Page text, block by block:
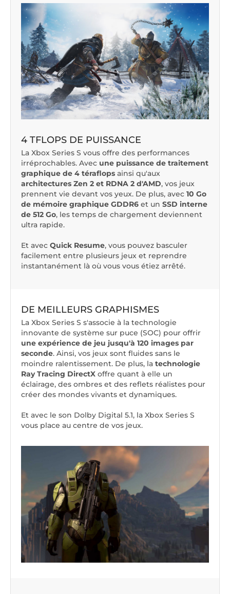
4 TFLOPS DE PUISSANCE
La Xbox Series S vous offre des performances
irréprochables. Avec une puissance de traitement
graphique de 4 téraflops ainsi qu'aux
architectures Zen 2 et RDNA 2 d'AMD, vos jeux
prennent vie devant vos yeux. De plus, avec 10 Go
de mémoire graphique GDDR6 et un SSD interne
de 512 Go, les temps de chargement deviennent
ultra rapide.
Et avec Quick Resume, vous pouvez basculer
facilement entre plusieurs jeux et reprendre
instantanément là où vous vous étiez arrêté.
DE MEILLEURS GRAPHISMES
La Xbox Series S s'associe à la technologie
innovante de système sur puce (SOC) pour offrir
une expérience de jeu jusqu'à 120 images par
seconde. Ainsi, vos jeux sont fluides sans le
moindre ralentissement. De plus, la technologie
Ray Tracing DirectX offre quant à elle un
éclairage, des ombres et des reflets réalistes pour
créer des mondes vivants et dynamiques.
Et avec le son Dolby Digital 5.1, la Xbox Series S
vous place au centre de vos jeux.